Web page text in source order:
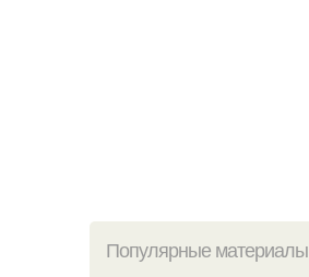
Популярные материалы